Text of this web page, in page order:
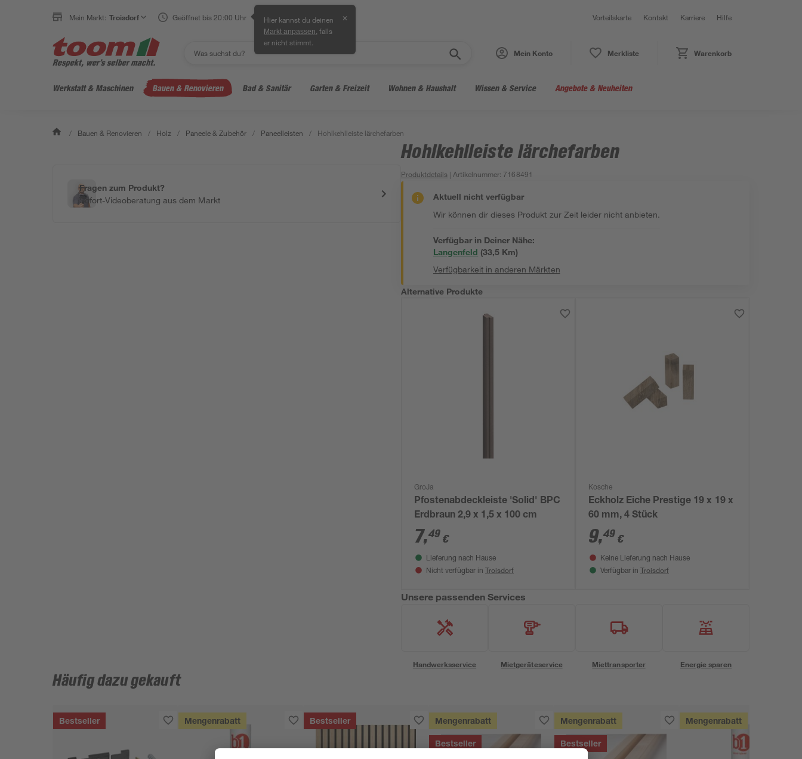
Mein Markt: Troisdorf Geöffnet bis 20:00 Uhr Hier kannst du deinen
Markt anpassen , falls
er nicht stimmt.
✕ Vorteilskarte Kontakt Karriere Hilfe
Mein Konto Merkliste Warenkorb
Werkstatt & Maschinen Bauen & Renovieren Bad & Sanitär Garten & Freizeit Wohnen & Haushalt Wissen & Service Angebote & Neuheiten
/ Bauen & Renovieren / Holz / Paneele & Zubehör / Paneelleisten / Hohlkehlleiste lärchefarben
Fragen zum Produkt?
Sofort-Videoberatung aus dem Markt
Hohlkehlleiste lärchefarben
Produktdetails | Artikelnummer: 7168491
Aktuell nicht verfügbar
Wir können dir dieses Produkt zur Zeit leider nicht anbieten.
Verfügbar in Deiner Nähe:
Langenfeld (33,5 Km)
Verfügbarkeit in anderen Märkten
Alternative Produkte
GroJa
Pfostenabdeckleiste 'Solid' BPC
Erdbraun 2,9 x 1,5 x 100 cm
7,49 €
Lieferung nach Hause
Nicht verfügbar in Troisdorf
Kosche
Eckholz Eiche Prestige 19 x 19 x
60 mm, 4 Stück
9,49 €
Keine Lieferung nach Hause
Verfügbar in Troisdorf
Unsere passenden Services
Handwerksservice Mietgeräteservice Miettransporter Energie sparen
Häufig dazu gekauft
Bestseller Mengenrabatt Bestseller Mengenrabatt
Bestseller
Mengenrabatt
Bestseller
Mengenrabatt